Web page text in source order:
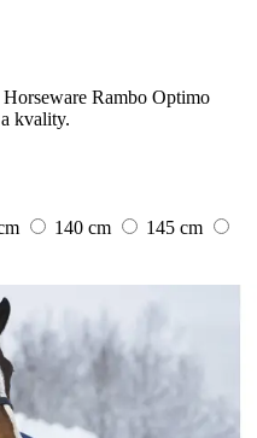
Rambo Optimo
kvality.
140 cm
145 cm